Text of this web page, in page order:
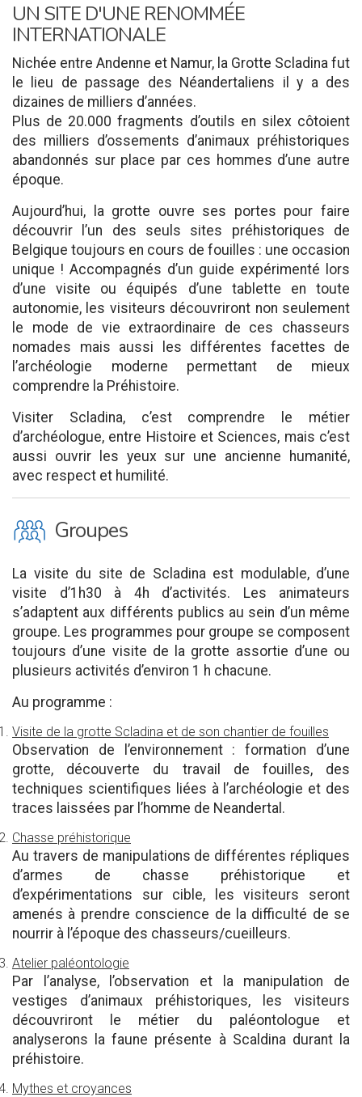
UN SITE D'UNE RENOMMÉE
INTERNATIONALE
Nichée entre Andenne et Namur, la Grotte Scladina fut
le lieu de passage des Néandertaliens il y a des
dizaines de milliers d’années.
Plus de 20.000 fragments d’outils en silex côtoient
des milliers d’ossements d’animaux préhistoriques
abandonnés sur place par ces hommes d’une autre
époque.
Aujourd’hui, la grotte ouvre ses portes pour faire
découvrir l’un des seuls sites préhistoriques de
Belgique toujours en cours de fouilles : une occasion
unique ! Accompagnés d’un guide expérimenté lors
d’une visite ou équipés d’une tablette en toute
autonomie, les visiteurs découvriront non seulement
le mode de vie extraordinaire de ces chasseurs
nomades mais aussi les différentes facettes de
l’archéologie moderne permettant de mieux
comprendre la Préhistoire.
Visiter Scladina, c’est comprendre le métier
d’archéologue, entre Histoire et Sciences, mais c’est
aussi ouvrir les yeux sur une ancienne humanité,
avec respect et humilité.
O Groupes
La visite du site de Scladina est modulable, d’une
visite d’1h30 à 4h d’activités. Les animateurs
s’adaptent aux différents publics au sein d’un même
groupe. Les programmes pour groupe se composent
toujours d’une visite de la grotte assortie d’une ou
plusieurs activités d’environ 1 h chacune.
Au programme :
Visite de la grotte Scladina et de son chantier de fouilles
Observation de l’environnement : formation d’une
grotte, découverte du travail de fouilles, des
techniques scientifiques liées à l’archéologie et des
traces laissées par l’homme de Neandertal.
Chasse préhistorique
Au travers de manipulations de différentes répliques
d’armes de chasse préhistorique et
d’expérimentations sur cible, les visiteurs seront
amenés à prendre conscience de la difficulté de se
nourrir à l’époque des chasseurs/cueilleurs.
Atelier paléontologie
Par l’analyse, l’observation et la manipulation de
vestiges d’animaux préhistoriques, les visiteurs
découvriront le métier du paléontologue et
analyserons la faune présente à Scaldina durant la
préhistoire.
Mythes et croyances